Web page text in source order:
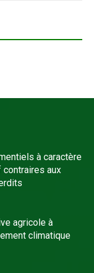
à caractère
aux
agricole à
climatique